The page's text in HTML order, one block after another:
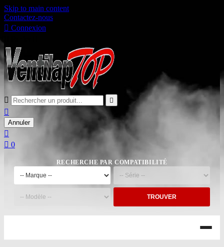
Skip to main content
Contactez-nous
 Connexion
 

Annuler

 0
RECHERCHE PAR COMPATIBILITÉ
TROUVER